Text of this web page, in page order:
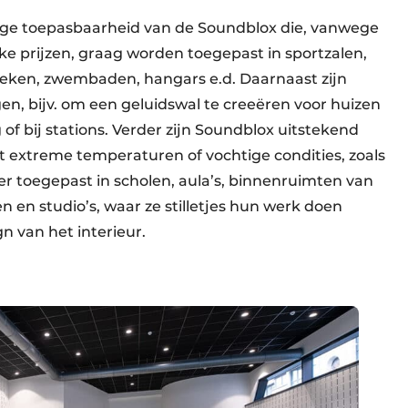
toepasbaarheid van de Soundblox die, vanwege
prijzen, graag worden toegepast in sportzalen,
zwembaden, hangars e.d. Daarnaast zijn
bijv. om een geluidswal te creeëren voor huizen
bij stations. Verder zijn Soundblox uitstekend
temperaturen of vochtige condities, zoals
toegepast in scholen, aula’s, binnenruimten van
studio’s, waar ze stilletjes hun werk doen
van het interieur.